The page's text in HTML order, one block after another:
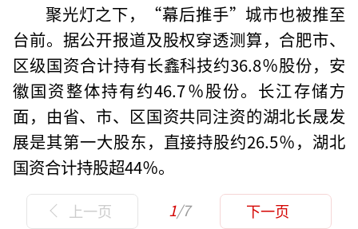
聚光灯之下，“幕后推手”城市也被推至
台前。据公开报道及股权穿透测算，合肥市、
区级国资合计持有长鑫科技约36.8％股份，安
徽国资整体持有约46.7％股份。长江存储方
面，由省、市、区国资共同注资的湖北长晟发
展是其第一大股东，直接持股约26.5％，湖北
国资合计持股超44％。
上一页 1/7 下一页